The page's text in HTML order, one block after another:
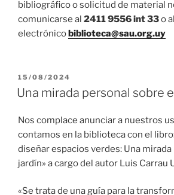
bibliográfico o solicitud de material
comunicarse al 2411 9556 int 33o
electrónicobiblioteca@sau.org.uy
PUBLICADO
EL
15/08/2024
Una mirada personal sobre
Nos complace anunciar a nuestros
contamos en la biblioteca con el
diseñar espacios verdes: Una
jardín» a cargo del autor Luis Carrau
«Se trata de una guía para la